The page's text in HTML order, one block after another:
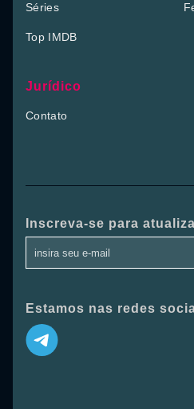
Séries
Top IMDB
Jurídico
Contato
Inscreva-se para
Estamos nas redes